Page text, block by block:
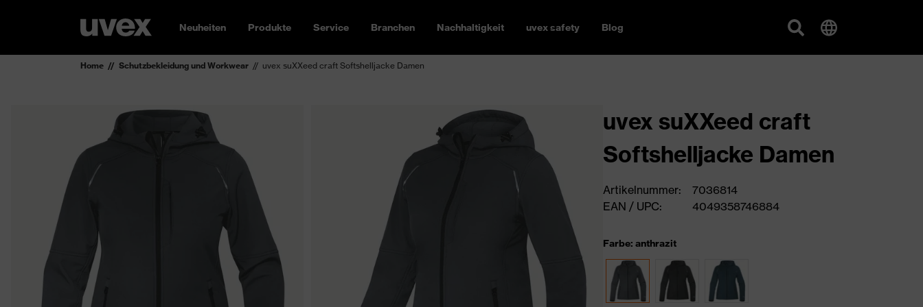
Neuheiten Produkte Service Branchen Nachhaltigkeit uvex safety Blog
Home Schutzbekleidung und Workwear uvex suXXeed craft Softshelljacke Damen
uvex suXXeed craft
Softshelljacke Damen
Artikelnummer:
7036814
EAN / UPC:
4049358746884
Farbe: anthrazit